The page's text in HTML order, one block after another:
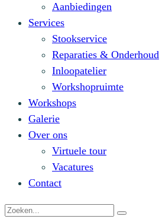
Aanbiedingen
Services
Stookservice
Reparaties & Onderhoud
Inloopatelier
Workshopruimte
Workshops
Galerie
Over ons
Virtuele tour
Vacatures
Contact